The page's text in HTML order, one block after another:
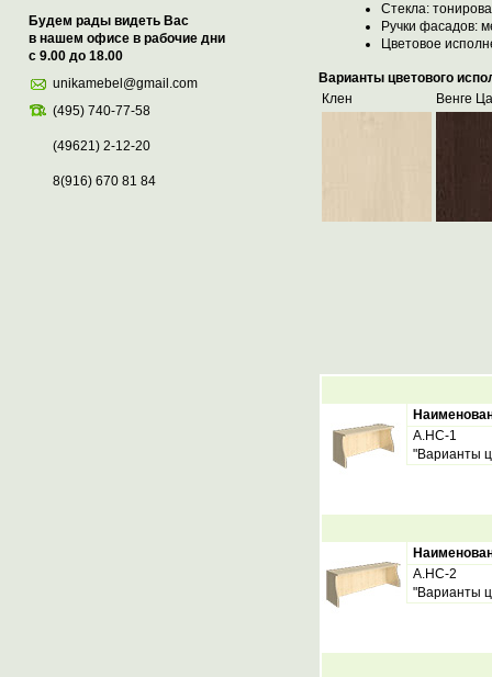
Будем рады видеть Вас
в нашем офисе в рабочие дни
с 9.00 до 18.00
unikamebel@gmail.com
(495) 740-77-58
(49621) 2-12-20
8(916) 670 81 84
Стекла:
Ручки фасадов:
Цветовое
Варианты цветового
Клен
Венге
А.НС-1
"Варианты
А.НС-2
"Варианты